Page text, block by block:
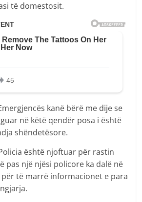
të domestosit.
kanë bërë me dije se
në këtë qendër posa i është
shëndetësore.
është njoftuar për rastin
pas një njësi policore ka dalë në
të marrë informacionet e para